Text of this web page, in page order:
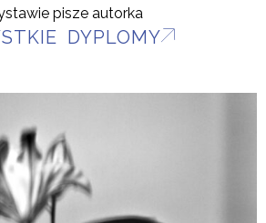
pisze autorka
DYPLOMY